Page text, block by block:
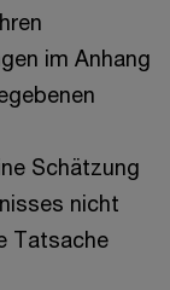
im Anhang
Schätzung
nicht
Tatsache